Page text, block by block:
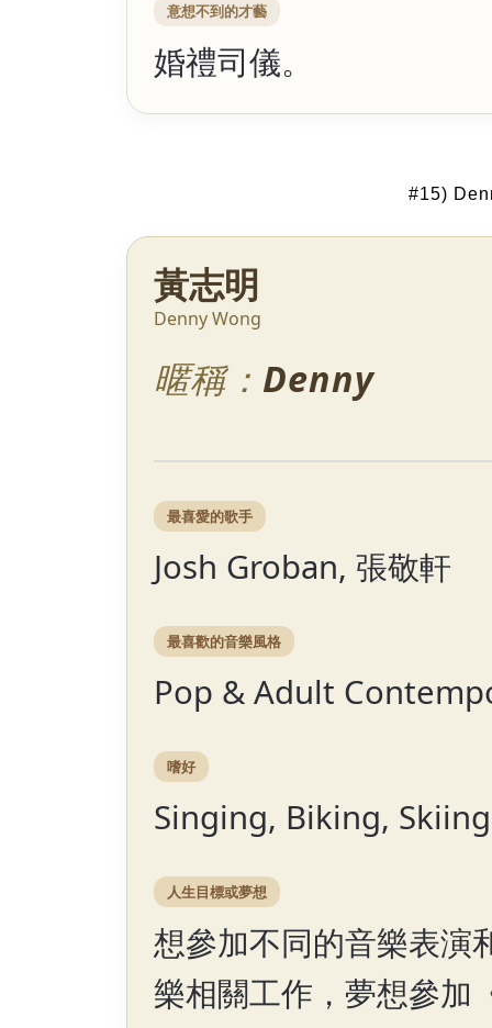
意想不到的才藝
婚禮司儀。
#15)
黃志明
Denny Wong
暱稱： Denny
最喜愛的歌手
Josh Groban, 張敬軒
最喜歡的音樂風格
Pop & Adult
嗜好
Singing, Biking,
人生目標或夢想
想參加不同的音樂表演
樂相關工作，夢想參加